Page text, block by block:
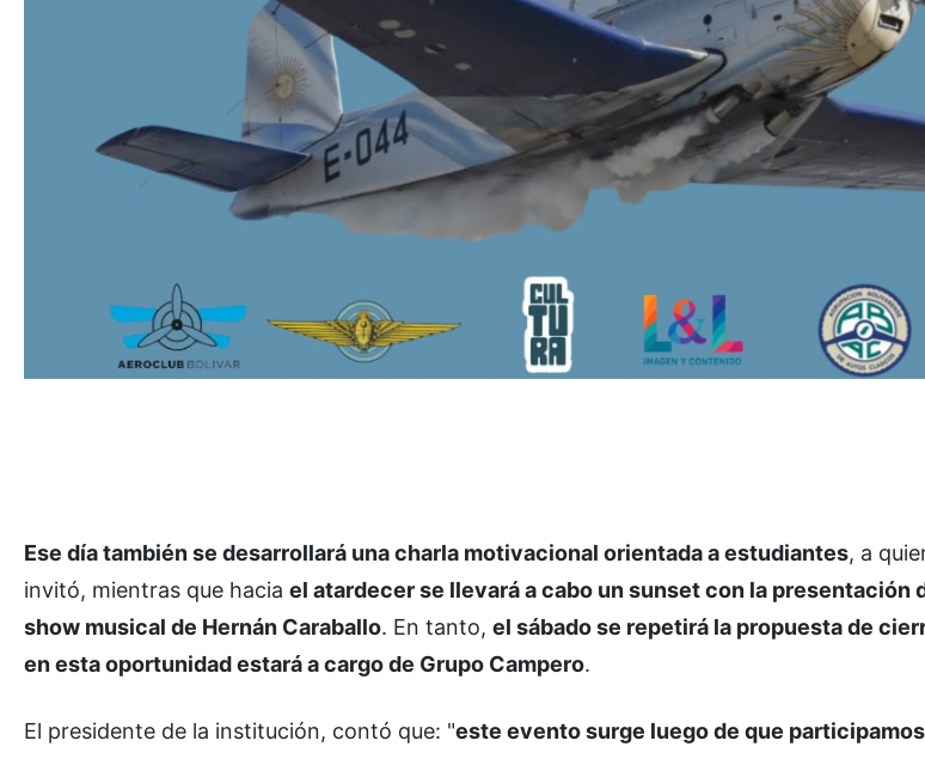
Ese día también se desarrollará una charla motivacional orientada a estudiantes, a
invitó, mientras que hacia el atardecer se llevará a cabo un sunset con la presentación
show musical de Hernán Caraballo. En tanto, el sábado se repetirá la propuesta de
en esta oportunidad estará a cargo de Grupo Campero.
El presidente de la institución, contó que: "este evento surge luego de que